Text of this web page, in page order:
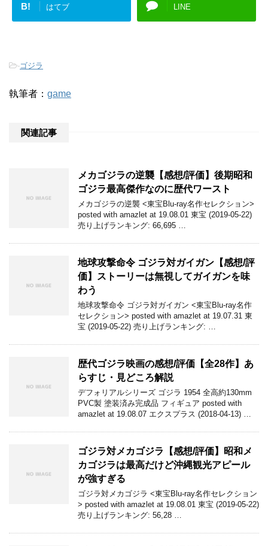
B! はてブ LINE
-ゴジラ
執筆者： game
関連記事
メカゴジラの逆襲【感想/評価】後期昭和
ゴジラ最高傑作なのに歴代ワースト
メカゴジラの逆襲 <東宝Blu-ray名作セレクション>
posted with amazlet at 19.08.01 東宝 (2019-05-22)
売り上げランキング: 66,695 …
地球攻撃命令 ゴジラ対ガイガン【感想/評
価】ストーリーは無視してガイガンを味
わう
地球攻撃命令 ゴジラ対ガイガン <東宝Blu-ray名作
セレクション> posted with amazlet at 19.07.31 東
宝 (2019-05-22) 売り上げランキング: …
歴代ゴジラ映画の感想/評価【全28作】あ
らすじ・見どころ解説
デフォリアルシリーズ ゴジラ 1954 全高約130mm
PVC製 塗装済み完成品 フィギュア posted with
amazlet at 19.08.07 エクスプラス (2018-04-13) …
ゴジラ対メカゴジラ【感想/評価】昭和メ
カゴジラは最高だけど沖縄観光アピール
が強すぎる
ゴジラ対メカゴジラ <東宝Blu-ray名作セレクション
> posted with amazlet at 19.08.01 東宝 (2019-05-22)
売り上げランキング: 56,28 …